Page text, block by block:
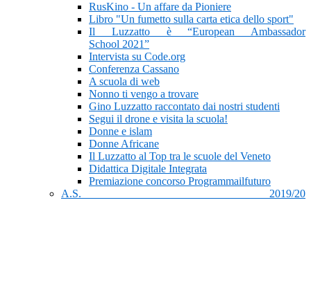
RusKino - Un affare da Pioniere
Libro "Un fumetto sulla carta etica dello sport"
Il Luzzatto è “European Ambassador
School 2021”
Intervista su Code.org
Conferenza Cassano
A scuola di web
Nonno ti vengo a trovare
Gino Luzzatto raccontato dai nostri studenti
Segui il drone e visita la scuola!
Donne e islam
Donne Africane
Il Luzzatto al Top tra le scuole del Veneto
Didattica Digitale Integrata
Premiazione concorso Programmailfuturo
A.S. 2019/20